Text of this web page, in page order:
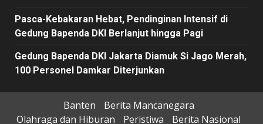
Pasca-Kebakaran Hebat, Pendinginan Intensif di
Gedung Bapenda DKI Berlanjut hingga Pagi
Gedung Bapenda DKI Jakarta Diamuk Si Jago Merah,
100 Personel Damkar Diterjunkan
Banten
Berita Mancanegara
Olahraga dan Hiburan
Peristiwa Berita Nasional